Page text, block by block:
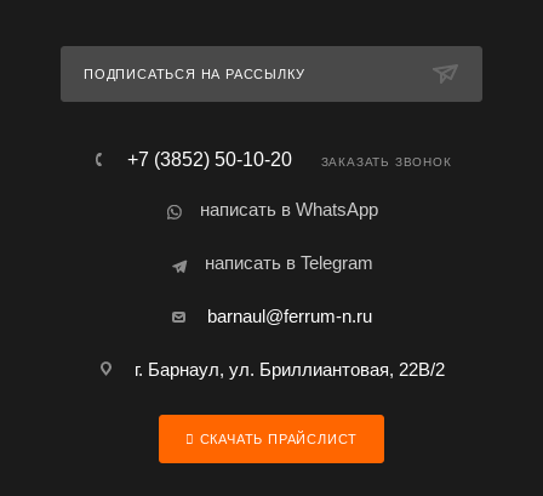
ПОДПИСАТЬСЯ НА РАССЫЛКУ
+7 (3852) 50-10-20 ЗАКАЗАТЬ ЗВОНОК
написать в WhatsApp
написать в Telegram
barnaul@ferrum-n.ru
г. Барнаул, ул. Бриллиантовая, 22В/2
СКАЧАТЬ ПРАЙСЛИСТ